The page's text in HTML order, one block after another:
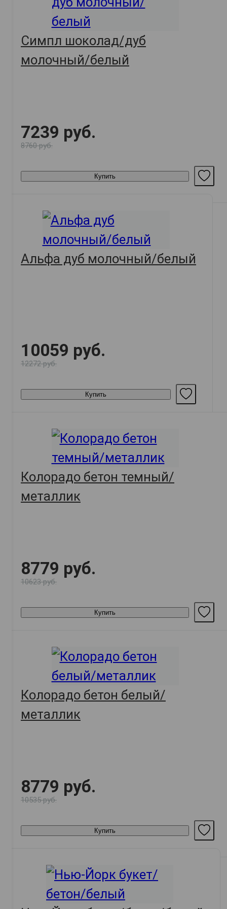
Симпл шоколад/дуб
молочный/белый
7239 руб.
8760 руб.
Купить
Альфа дуб молочный/белый
10059 руб.
12272 руб.
Купить
Колорадо бетон темный/
металлик
8779 руб.
10623 руб.
Купить
Колорадо бетон белый/
металлик
8779 руб.
10535 руб.
Купить